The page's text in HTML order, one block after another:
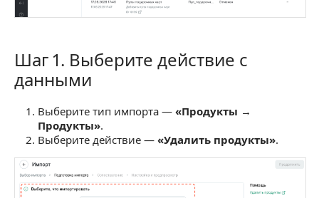
Шаг 1. Выберите действие с данными
Шаг 1. Выберите действие с
данными
Выберите тип импорта — «Продукты →
Продукты».
Выберите действие — «Удалить продукты».